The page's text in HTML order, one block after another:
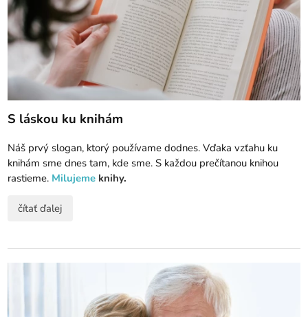
S láskou ku knihám
Náš prvý slogan, ktorý používame dodnes. Vďaka vzťahu ku
knihám sme dnes tam, kde sme. S každou prečítanou knihou
rastieme. Milujeme knihy.
čítať ďalej